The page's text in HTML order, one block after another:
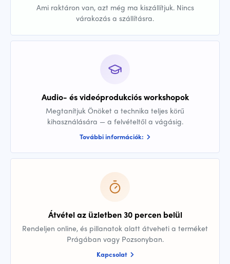
Ami raktáron van, azt még ma kiszállítjuk. Nincs
várakozás a szállításra.
Audio- és videóprodukciós workshopok
Megtanítjuk Önöket a technika teljes körű
kihasználására — a felvételtől a vágásig.
További információk:
Átvétel az üzletben 30 percen belül
Rendeljen online, és pillanatok alatt átveheti a terméket
Prágában vagy Pozsonyban.
Kapcsolat